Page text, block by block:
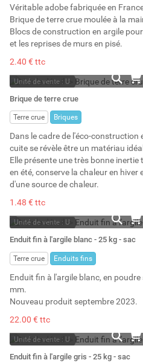
Véritable adobe fabriquée en
Brique de terre crue moulée à la
Blocs de construction en argile
et les reprises de murs en pisé.
2.40 € ttc
Unité de vente : U
En stock
Stock : 1151
Brique de terre crue
Terre crue Briques
Dans le cadre de l'éco-
cuite se révèle être un matériau
Elle présente une très bonne
en été, conserve la chaleur en
d'une source de chaleur.
1.48 € ttc
Unité de vente : U
En stock
Stock : 116
Enduit fin à l'argile blanc - 25 kg - sac
Terre crue Enduits fins
Enduit fin à l'argile blanc, en
mm.
Nouveau produit septembre 2023.
22.00 € ttc
Unité de vente : U
En stock
Enduit fin à l'argile gris - 25 kg - sac